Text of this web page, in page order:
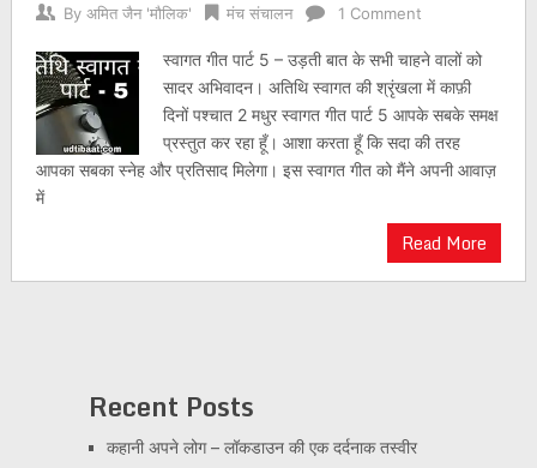
By अमित जैन 'मौलिक' मंच संचालन 1 Comment
स्वागत गीत पार्ट 5 – उड़ती बात के सभी चाहने वालों को
सादर अभिवादन। अतिथि स्वागत की श्रृंखला में काफ़ी
दिनों पश्चात 2 मधुर स्वागत गीत पार्ट 5 आपके सबके समक्ष
प्रस्तुत कर रहा हूँ। आशा करता हूँ कि सदा की तरह
आपका सबका स्नेह और प्रतिसाद मिलेगा। इस स्वागत गीत को मैंने अपनी आवाज़
में
Read More
Recent Posts
कहानी अपने लोग – लॉकडाउन की एक दर्दनाक तस्वीर